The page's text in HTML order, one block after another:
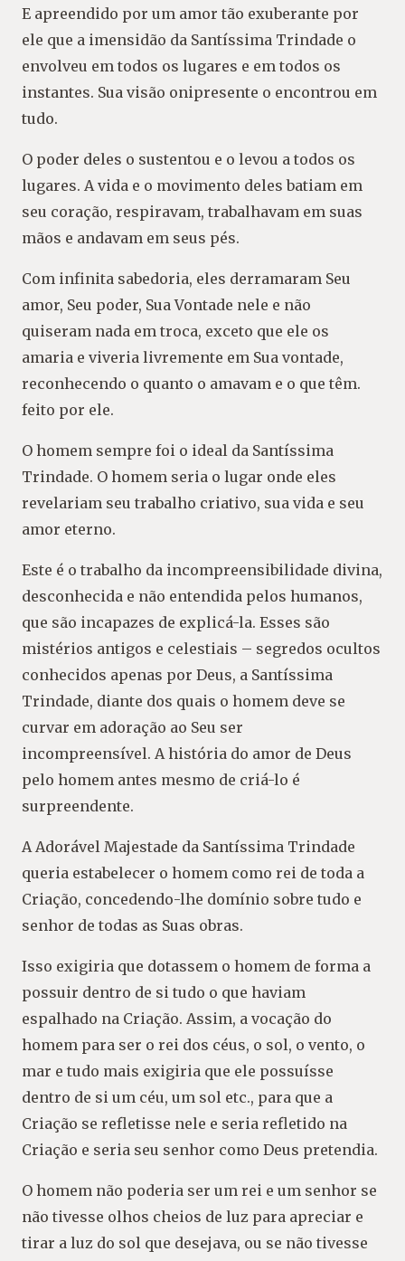
E apreendido por um amor tão exuberante por
ele que a imensidão da Santíssima Trindade o
envolveu em todos os lugares e em todos os
instantes. Sua visão onipresente o encontrou em
tudo.
O poder deles o sustentou e o levou a todos os
lugares. A vida e o movimento deles batiam em
seu coração, respiravam, trabalhavam em suas
mãos e andavam em seus pés.
Com infinita sabedoria, eles derramaram Seu
amor, Seu poder, Sua Vontade nele e não
quiseram nada em troca, exceto que ele os
amaria e viveria livremente em Sua vontade,
reconhecendo o quanto o amavam e o que têm.
feito por ele.
O homem sempre foi o ideal da Santíssima
Trindade. O homem seria o lugar onde eles
revelariam seu trabalho criativo, sua vida e seu
amor eterno.
Este é o trabalho da incompreensibilidade divina,
desconhecida e não entendida pelos humanos,
que são incapazes de explicá-la. Esses são
mistérios antigos e celestiais – segredos ocultos
conhecidos apenas por Deus, a Santíssima
Trindade, diante dos quais o homem deve se
curvar em adoração ao Seu ser
incompreensível. A história do amor de Deus
pelo homem antes mesmo de criá-lo é
surpreendente.
A Adorável Majestade da Santíssima Trindade
queria estabelecer o homem como rei de toda a
Criação, concedendo-lhe domínio sobre tudo e
senhor de todas as Suas obras.
Isso exigiria que dotassem o homem de forma a
possuir dentro de si tudo o que haviam
espalhado na Criação. Assim, a vocação do
homem para ser o rei dos céus, o sol, o vento, o
mar e tudo mais exigiria que ele possuísse
dentro de si um céu, um sol etc., para que a
Criação se refletisse nele e seria refletido na
Criação e seria seu senhor como Deus pretendia.
O homem não poderia ser um rei e um senhor se
não tivesse olhos cheios de luz para apreciar e
tirar a luz do sol que desejava, ou se não tivesse